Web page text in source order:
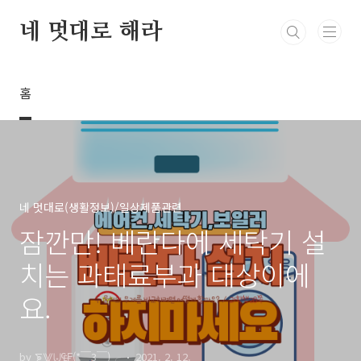
네 멋대로 해라
홈
네 멋대로(생활정보)/일상제품관련
잠깐만! 베란다에 세탁기 설
치는 과태료부과 대상이에
요.
by ⨊⨈⨄₠₣(*￣3￣)╭ 2021. 2. 12.